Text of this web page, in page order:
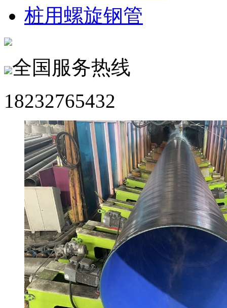
桩用螺旋钢管
全国服务热线
18232765432